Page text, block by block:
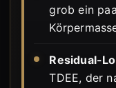
grob ein
Residual-
TDEE, der